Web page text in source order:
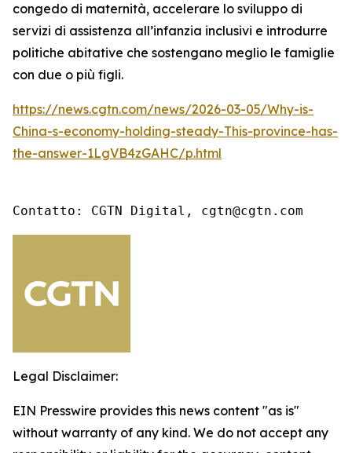
congedo di maternità, accelerare lo sviluppo di
servizi di assistenza all’infanzia inclusivi e introdurre
politiche abitative che sostengano meglio le famiglie
con due o più figli.
https://news.cgtn.com/news/2026-03-05/Why-is-
China-s-economy-holding-steady-This-province-has-
the-answer-1LgVB4zGAHC/p.html
Contatto: CGTN Digital, cgtn@cgtn.com
Legal Disclaimer:
EIN Presswire provides this news content "as is"
without warranty of any kind. We do not accept any